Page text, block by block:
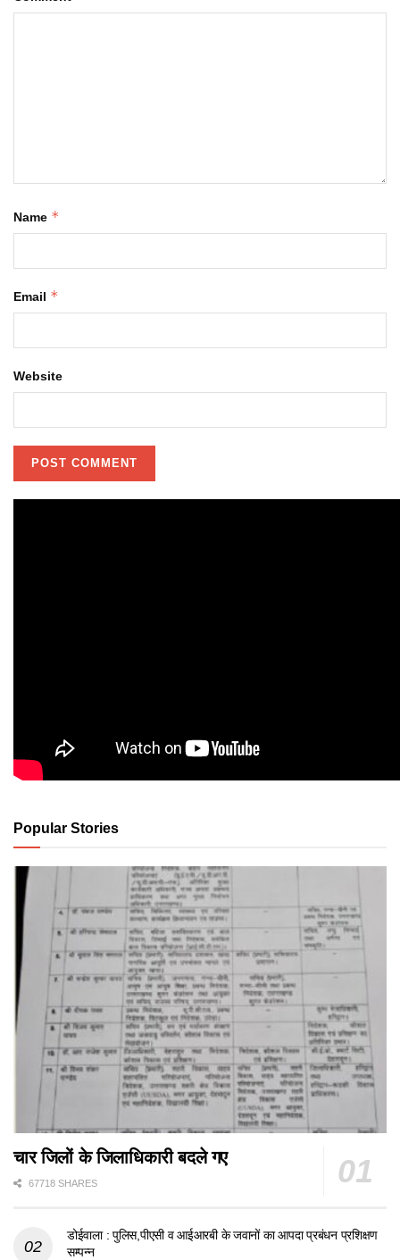
Name *
Email *
Website
Popular Stories
चार जिलों के जिलाधिकारी बदले गए
67718 SHARES
डोईवाला : पुलिस,पीएसी व आईआरबी के जवानों का आपदा प्रबंधन प्रशिक्षण
सम्पन्न